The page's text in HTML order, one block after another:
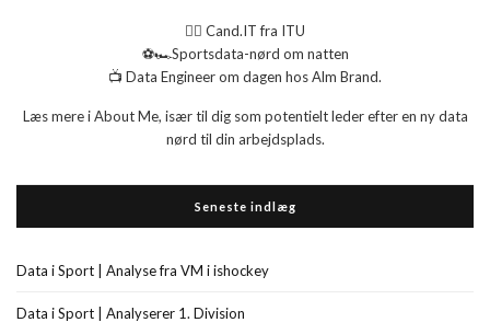
👉🏻 Cand.IT fra ITU
⚽🏎️Sportsdata-nørd om natten
📺 Data Engineer om dagen hos Alm Brand.
Læs mere i About Me, især til dig som potentielt leder efter en ny data
nørd til din arbejdsplads.
Seneste indlæg
Data i Sport | Analyse fra VM i ishockey
Data i Sport | Analyserer 1. Division